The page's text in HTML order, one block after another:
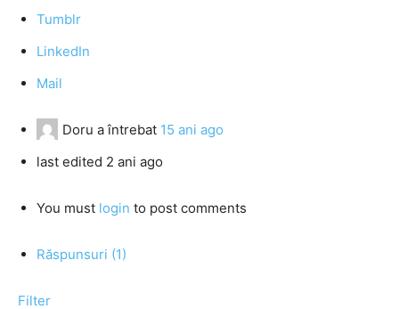
Tumblr
LinkedIn
Mail
Doru a întrebat 15 ani ago
last edited 2 ani ago
You must login to post comments
Răspunsuri (1)
Filter